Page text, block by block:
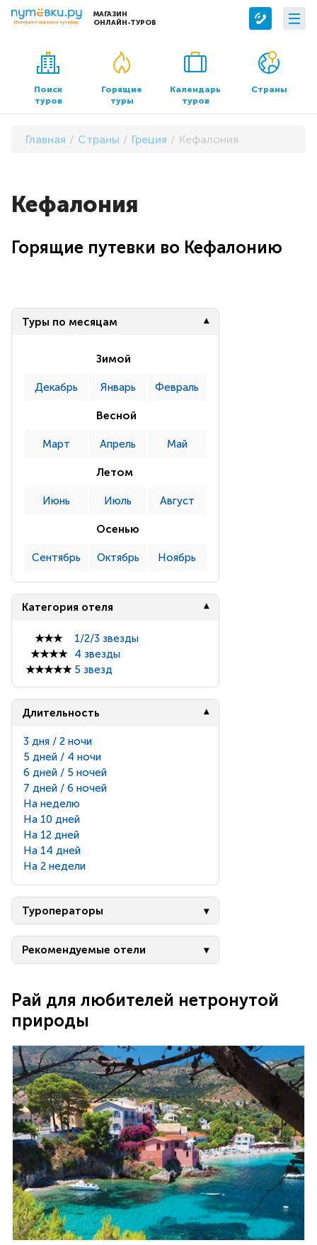
МАГАЗИН
ОНЛАЙН-ТУРОВ
Сервисы
Бронирование отелей
Трансфер
О компании
О нас
Контакты
Документы и реквизиты
Поиск
туров
Горящие
туры
Календарь
туров
Страны
Главная Страны Греция Кефалония
Кефалония
Горящие путевки во Кефалонию
Туры по месяцам
Зимой
Декабрь Январь Февраль
Весной
Март Апрель Май
Летом
Июнь Июль Август
Осенью
Сентябрь Октябрь Ноябрь
Категория отеля
★★★
1/2/3 звезды
★★★★
4 звезды
★★★★★ 5 звезд
Длительность
3 дня / 2 ночи
5 дней / 4 ночи
6 дней / 5 ночей
7 дней / 6 ночей
На неделю
На 10 дней
На 12 дней
На 14 дней
На 2 недели
Туроператоры
Рекомендуемые отели
Рай для любителей нетронутой
природы